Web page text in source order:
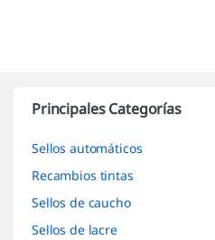
Principales Categorías
Sellos automáticos
Recambios tintas
Sellos de caucho
Sellos de lacre